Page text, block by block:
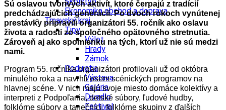
Ekonomika obchod a doprava
Trnavský kraj
Tipy
Výlet
Hrady
Zámok
Podujatia
Výstava
Galéria
Divadlo
Festival
Sú oslavou tvorivých aktivít, ktoré čerpajú z tradícií
predchádzajúcich generácií. Po dvoch rokoch vynútenej
prestávky pripravili organizátori 55. ročník ako oslavu
života a radosti zo spoločného opätovného stretnutia.
Zároveň aj ako spomienku na tých, ktorí už nie sú medzi
nami.
Program 55. ročníka organizátori profilovali už od októbra
minulého roka a navrhli osem scénických programov na
hlavnej scéne. V nich majú svoje miesto domáce kolektívy a
interpreti z Podpoľania, detské súbory, ľudové hudby,
folklórne súbory a tanečníci, folklórne skupiny z ďalších